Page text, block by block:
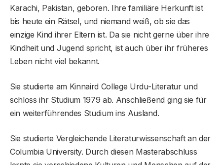
Karachi, Pakistan, geboren. Ihre familiäre Herkunft ist
bis heute ein Rätsel, und niemand weiß, ob sie das
einzige Kind ihrer Eltern ist. Da sie nicht gerne über ihre
Kindheit und Jugend spricht, ist auch über ihr früheres
Leben nicht viel bekannt.
Sie studierte am Kinnaird College Urdu-Literatur und
schloss ihr Studium 1979 ab. Anschließend ging sie für
ein weiterführendes Studium ins Ausland.
Sie studierte Vergleichende Literaturwissenschaft an der
Columbia University. Durch diesen Masterabschluss